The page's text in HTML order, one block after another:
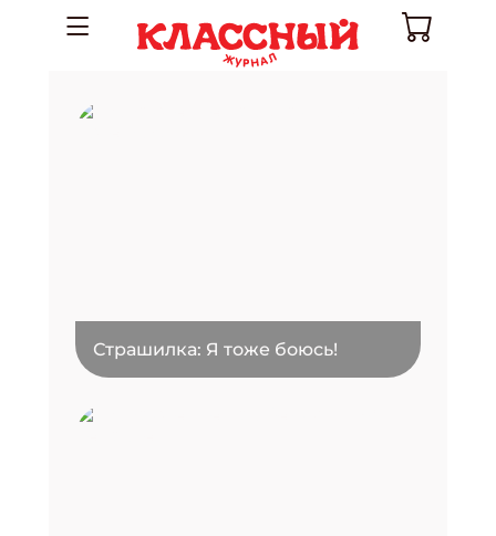
Страшилка: Я тоже боюсь!